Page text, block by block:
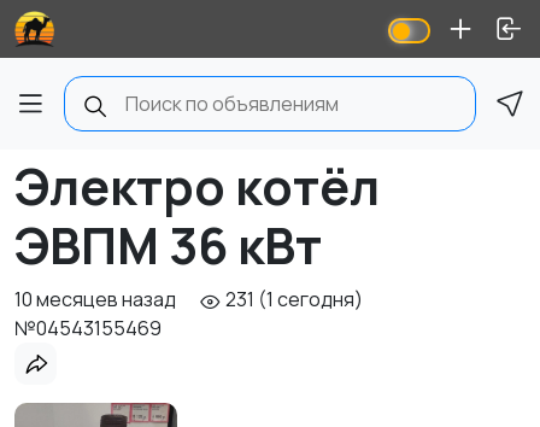
Электро котёл
ЭВПМ 36 кВт
10 месяцев назад
231 (1 сегодня)
№04543155469